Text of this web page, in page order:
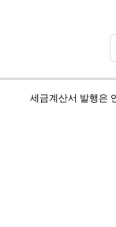
세금계산서 발행은